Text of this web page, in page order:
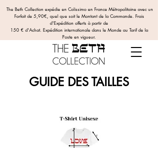
The Beth Collection expédie en Colissimo en France Métropolitaine avec un
Forfait de 5,90€, quel que soit le Montant de la Commande. Frais
d'Expédition offerts à partir de
150 € d'Achat. Expédition internationale dans le Monde au Tarif de la
Poste en vigueur.
GUIDE DES TAILLES